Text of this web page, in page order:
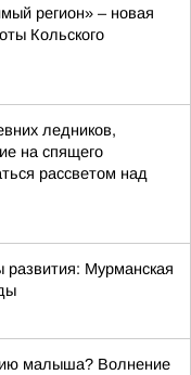
регион» – новая
Кольского
ледников,
на спящего
рассветом над
развития: Мурманская
малыша? Волнение